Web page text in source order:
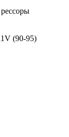
(90-95)